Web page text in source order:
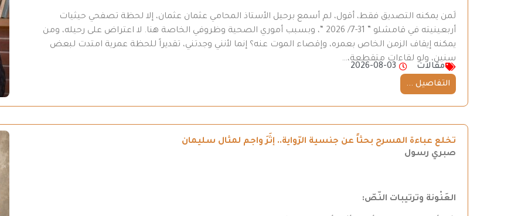
لَمن يمكنه التصديق فقط، أقول، لم أسمع برحيل الأستاذ المحامي عثمان عثمان، إلا لحظة تصفحي حيثيات
أربعينيته في قامشلو ” 31-7/ 2026 “، وبسبب أموري الصحية وظروفي الخاصة هنا. لا اعتراض على رحيله، ومن
يمكنه إيقاف الزمن الخاص بعمره، وإقصاء الموت عنه؟ إنما لأنني وجدتني، تقديراً للحظة عمرية امتدت لبعض
سنين، ولو لقاءات متقطعة،…
مقالات
2026-08-03
التفاصيل ...
تخلع عباءة المسرح بحثاً عن جنسية الرّواية.. إثَرَ واجم لمثال سليمان
صبري رسول
العَنْونة وترتيبات النّصّ: